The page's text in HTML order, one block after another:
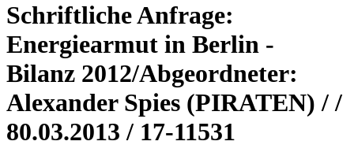
Schriftliche Anfrage:
Energiearmut in Berlin -
Bilanz 2012/Abgeordneter:
Alexander Spies (PIRATEN) / /
80.03.2013 / 17-11531